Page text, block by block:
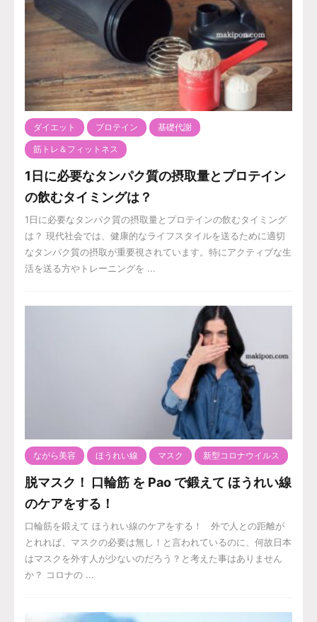
ダイエット プロテイン 基礎代謝
筋トレ＆フィットネス
1日に必要なタンパク質の摂取量とプロテイン
の飲むタイミングは？
1日に必要なタンパク質の摂取量とプロテインの飲むタイミング
は？ 現代社会では、健康的なライフスタイルを送るために適切
なタンパク質の摂取が重要視されています。特にアクティブな生
活を送る方やトレーニングを ...
ながら美容 ほうれい線 マスク 新型コロナウイルス
脱マスク！ 口輪筋 を Pao で鍛えて ほうれい線
のケアをする！
口輪筋を鍛えて ほうれい線のケアをする！ 外で人との距離が
とれれば、マスクの必要は無し！と言われているのに、何故日本
はマスクを外す人が少ないのだろう？と考えた事はありません
か？ コロナの ...